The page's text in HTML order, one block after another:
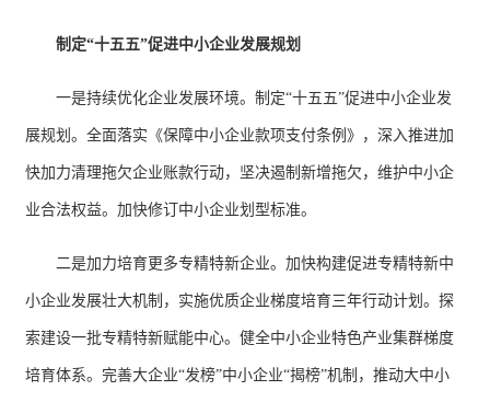
制定“十五五”促进中小企业发展规划
一是持续优化企业发展环境。制定“十五五”促进中小企业发
展规划。全面落实《保障中小企业款项支付条例》，深入推进加
快加力清理拖欠企业账款行动，坚决遏制新增拖欠，维护中小企
业合法权益。加快修订中小企业划型标准。
二是加力培育更多专精特新企业。加快构建促进专精特新中
小企业发展壮大机制，实施优质企业梯度培育三年行动计划。探
索建设一批专精特新赋能中心。健全中小企业特色产业集群梯度
培育体系。完善大企业“发榜”中小企业“揭榜”机制，推动大中小